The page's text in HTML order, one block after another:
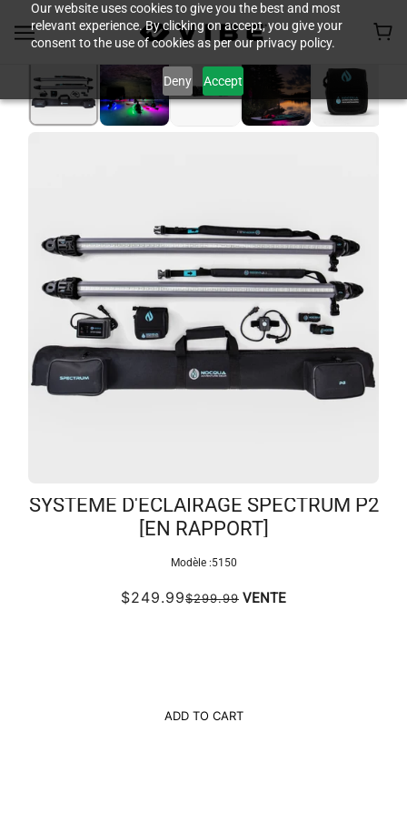
Our website uses cookies to give you the best and most
relevant experience. By clicking on accept, you give your
consent to the use of cookies as per our privacy policy.
Deny Accept
SYSTÈME D'ÉCLAIRAGE SPECTRUM P2
[EN RAPPORT]
Modèle :5150
$249.99$299.99 VENTE
ADD TO CART